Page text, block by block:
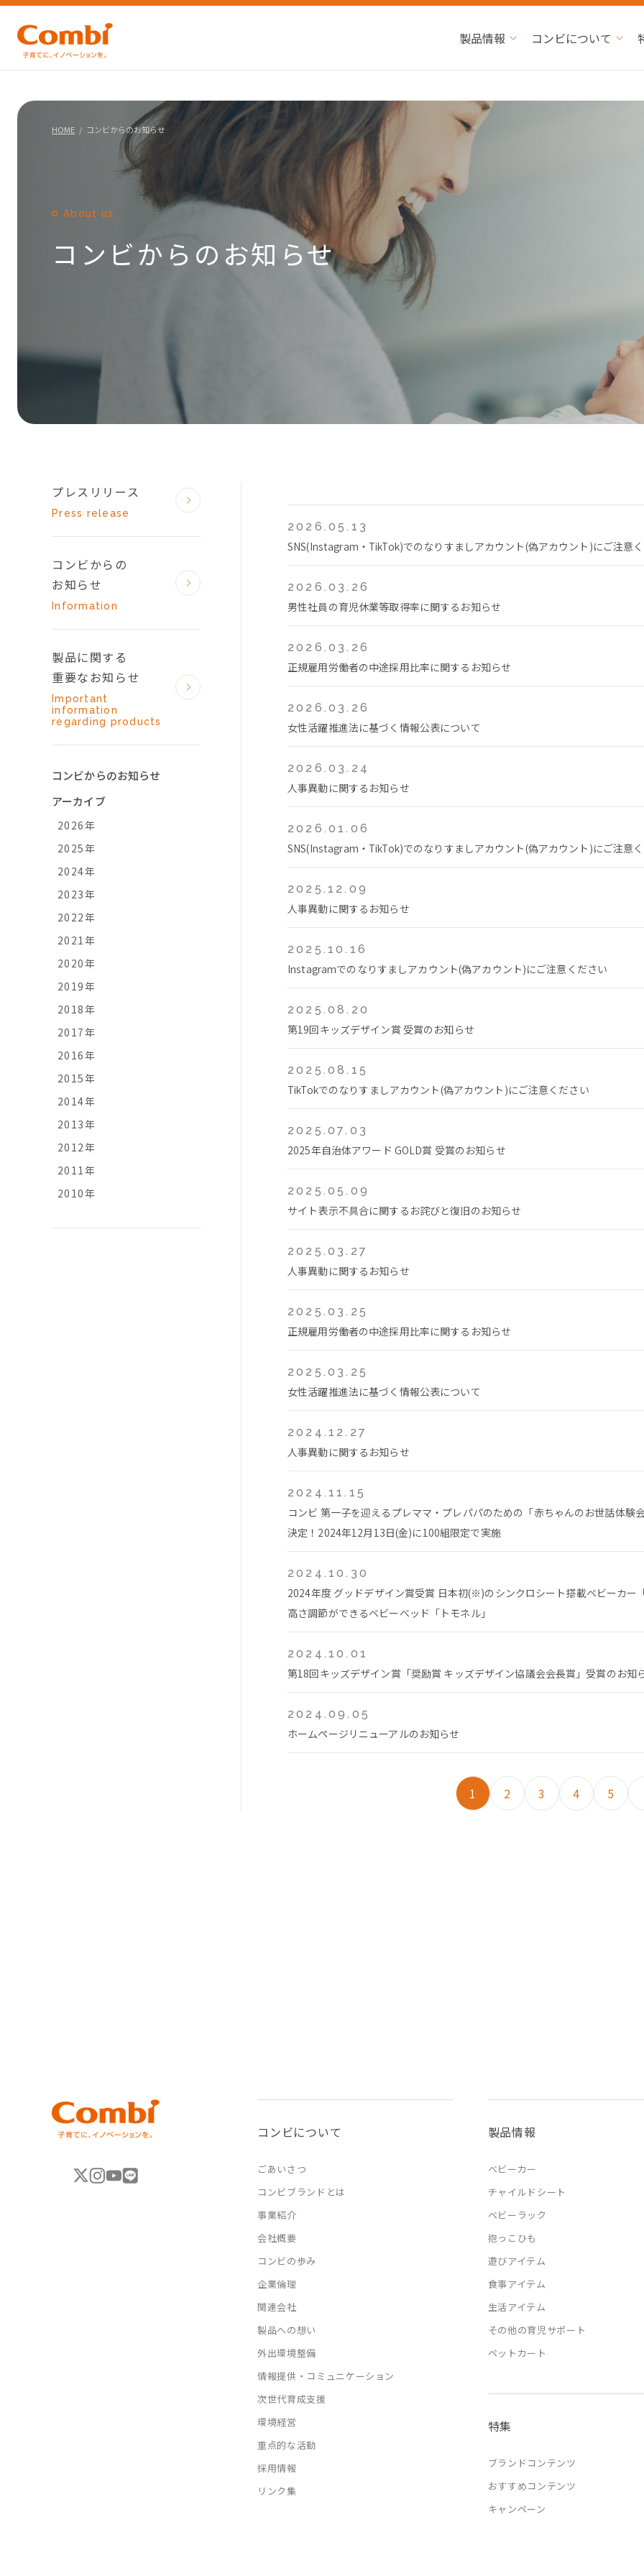
製品情報 コンビについて
HOME コンビからのお知らせ
About us
コンビからのお知らせ
2026.05.13
SNS(Instagram・TikTok)でのなりすましアカウント(偽アカウント)にご注意
2026.03.26
男性社員の育児休業等取得率に関するお知らせ
2026.03.26
正規雇用労働者の中途採用比率に関するお知らせ
2026.03.26
女性活躍推進法に基づく情報公表について
2026.03.24
人事異動に関するお知らせ
2026.01.06
SNS(Instagram・TikTok)でのなりすましアカウント(偽アカウント)にご注意
2025.12.09
人事異動に関するお知らせ
2025.10.16
Instagramでのなりすましアカウント(偽アカウント)にご注意ください
2025.08.20
第19回キッズデザイン賞 受賞のお知らせ
2025.08.15
TikTokでのなりすましアカウント(偽アカウント)にご注意ください
2025.07.03
2025年自治体アワード GOLD賞 受賞のお知らせ
2025.05.09
サイト表示不具合に関するお詫びと復旧のお知らせ
2025.03.27
人事異動に関するお知らせ
2025.03.25
正規雇用労働者の中途採用比率に関するお知らせ
2025.03.25
女性活躍推進法に基づく情報公表について
2024.12.27
人事異動に関するお知らせ
2024.11.15
コンビ 第一子を迎えるプレママ・プレパパのための「赤ちゃんのお世話体験
決定！2024年12月13日(金)に100組限定で実施
2024.10.30
2024年度 グッドデザイン賞受賞 日本初(※)のシンクロシート搭載ベビーカー
高さ調節ができるベビーベッド「トモネル」
2024.10.01
第18回キッズデザイン賞「奨励賞 キッズデザイン協議会会長賞」受賞のお知
2024.09.05
ホームページリニューアルのお知らせ
1 2 3 4 5
プレスリリース
Press release
コンビからの
お知らせ
Information
製品に関する
重要なお知らせ
Important
information
regarding products
コンビからのお知らせ
アーカイブ
2026年
2025年
2024年
2023年
2022年
2021年
2020年
2019年
2018年
2017年
2016年
2015年
2014年
2013年
2012年
2011年
2010年
コンビについて
ごあいさつ
コンビブランドとは
事業紹介
会社概要
コンビの歩み
企業倫理
関連会社
製品への想い
外出環境整備
情報提供・コミュニケーション
次世代育成支援
環境経営
重点的な活動
採用情報
リンク集
製品情報
ベビーカー
チャイルドシート
ベビーラック
抱っこひも
遊びアイテム
食事アイテム
生活アイテム
その他の育児サポート
ペットカート
特集
ブランドコンテンツ
おすすめコンテンツ
キャンペーン